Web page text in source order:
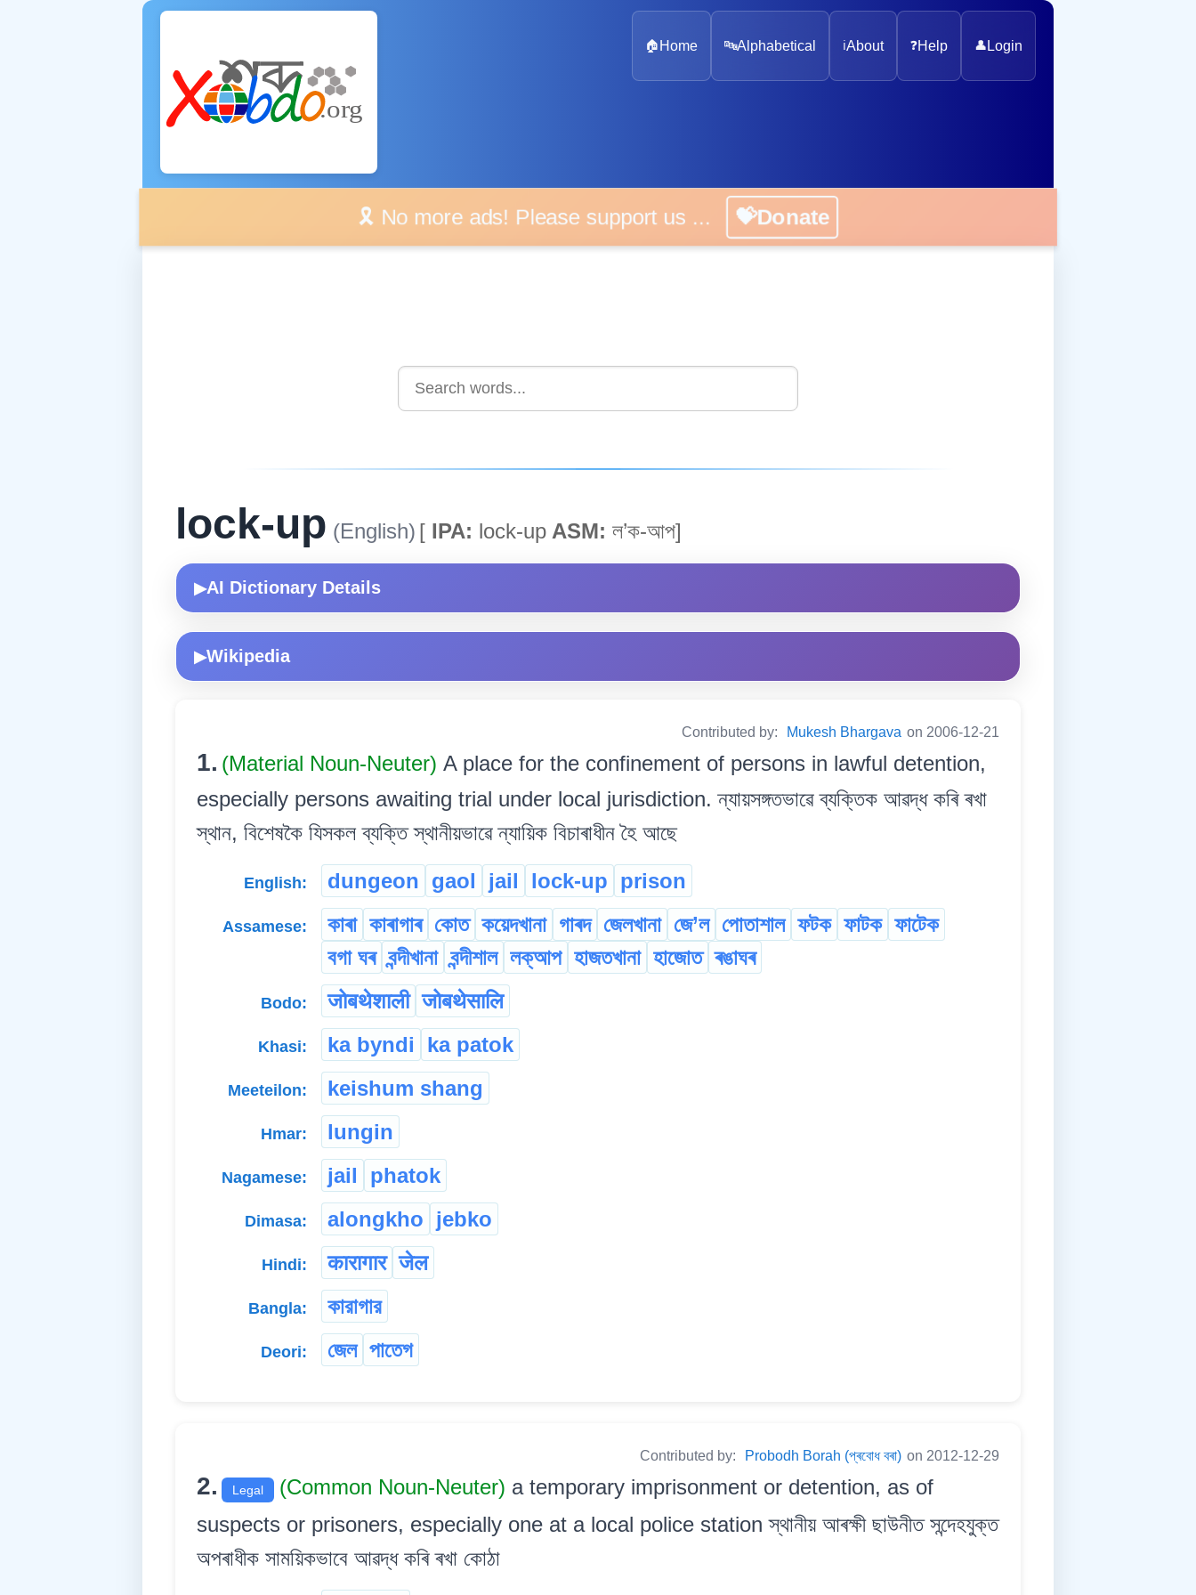
🏠 Home 🔤Alphabetical ℹ️About ❓Help 👤 Login
🎗️ No more ads! Please support us ... 💝Donate
lock-up (English) [ IPA: lock-up ASM: ল’ক-আপ]
▶AI Dictionary Details
▶Wikipedia
Contributed by: Mukesh Bhargava on 2006-12-21
1. (Material Noun-Neuter) A place for the confinement of persons in lawful detention,
especially persons awaiting trial under local jurisdiction. ন্যায়সঙ্গতভাৱে ব্যক্তিক আৱদ্ধ কৰি ৰখা
স্থান, বিশেষকৈ যিসকল ব্যক্তি স্থানীয়ভাৱে ন্যায়িক বিচাৰাধীন হৈ আছে
English: dungeon gaol jail lock-up prison
Assamese: কাৰা কাৰাগাৰ কোত কয়েদখানা গাৰদ জেলখানা জে’ল পোতাশাল ফটক ফাটক ফাটেক
বগা ঘৰ বন্দীখানা বন্দীশাল লক্আপ হাজতখানা হাজোত ৰঙাঘৰ
Bodo: जोबथेशाली जोबथेसालि
Khasi: ka byndi ka patok
Meeteilon: keishum shang
Hmar: lungin
Nagamese: jail phatok
Dimasa: alongkho jebko
Hindi: कारागार जेल
Bangla: কারাগার
Deori: জেল পাতেগ
Contributed by: Probodh Borah (প্ৰবোধ বৰা) on 2012-12-29
2. Legal (Common Noun-Neuter) a temporary imprisonment or detention, as of
suspects or prisoners, especially one at a local police station স্থানীয় আৰক্ষী ছাউনীত সন্দেহযুক্ত
অপৰাধীক সাময়িকভাবে আৱদ্ধ কৰি ৰখা কোঠা